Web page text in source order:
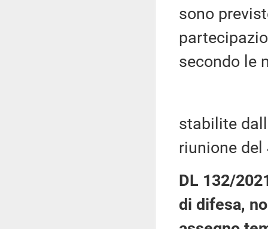
sono
secondo le
stabilite
riunione del
DL 132/
di difesa,